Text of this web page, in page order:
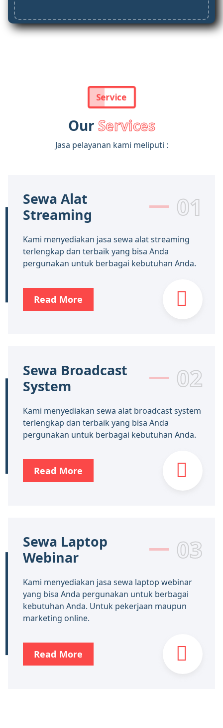
Service
Our Services
Jasa pelayanan kami meliputi :
Sewa Alat
Streaming
01
Kami menyediakan jasa sewa alat streaming
terlengkap dan terbaik yang bisa Anda
pergunakan untuk berbagai kebutuhan Anda.
Read More
Sewa Broadcast
System
02
Kami menyediakan sewa alat broadcast system
terlengkap dan terbaik yang bisa Anda
pergunakan untuk berbagai kebutuhan Anda.
Read More
Sewa Laptop
Webinar
03
Kami menyediakan jasa sewa laptop webinar
yang bisa Anda pergunakan untuk berbagai
kebutuhan Anda. Untuk pekerjaan maupun
marketing online.
Read More